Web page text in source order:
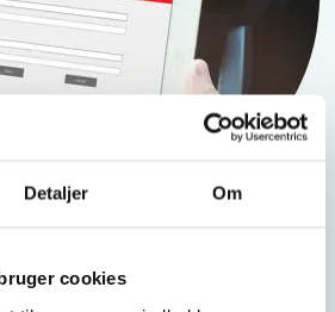
Detaljer Om
cookies